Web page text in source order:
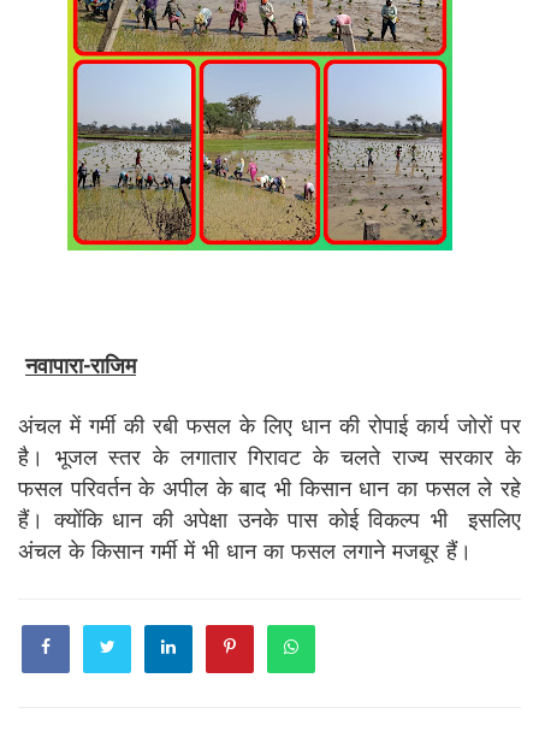
नवापारा-राजिम
अंचल में गर्मी की रबी फसल के लिए धान की रोपाई कार्य जोरों पर
है। भूजल स्तर के लगातार गिरावट के चलते राज्य सरकार के
फसल परिवर्तन के अपील के बाद भी किसान धान का फसल ले रहे
हैं। क्योंकि धान की अपेक्षा उनके पास कोई विकल्प भी इसलिए
अंचल के किसान गर्मी में भी धान का फसल लगाने मजबूर हैं।